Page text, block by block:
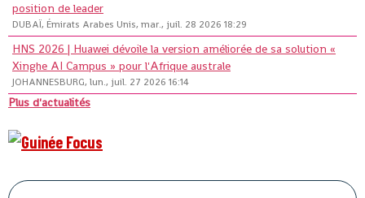
position de leader
DUBAÏ, Émirats Arabes Unis, mar., juil. 28 2026 18:29
HNS 2026 | Huawei dévoile la version améliorée de sa solution «
Xinghe AI Campus » pour l'Afrique australe
JOHANNESBURG, lun., juil. 27 2026 16:14
Plus d'actualités